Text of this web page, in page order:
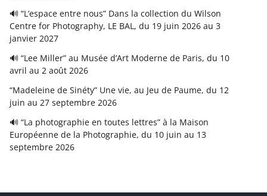
🔊 “L’espace entre nous” Dans la collection du Wilson
Centre for Photography, LE BAL, du 19 juin 2026 au 3
janvier 2027
🔊 “Lee Miller” au Musée d’Art Moderne de Paris, du 10
avril au 2 août 2026
“Madeleine de Sinéty” Une vie, au Jeu de Paume, du 12
juin au 27 septembre 2026
🔊 “La photographie en toutes lettres” à la Maison
Européenne de la Photographie, du 10 juin au 13
septembre 2026